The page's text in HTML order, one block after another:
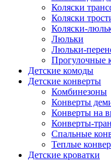
Коляски
Коляски
Коляски-
Люльки
Люльки-
Прогулочные
Детские комоды
Детские конверты
Комбинезоны
Конверты
Конверты на
Конверты-
Спальные
Теплые
Детские кроватки